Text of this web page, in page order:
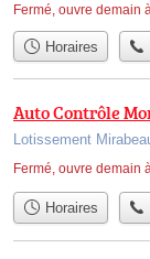
Fermé, ouvre demain
Horaires
Auto Contrôle
Lotissement
Fermé, ouvre demain
Horaires